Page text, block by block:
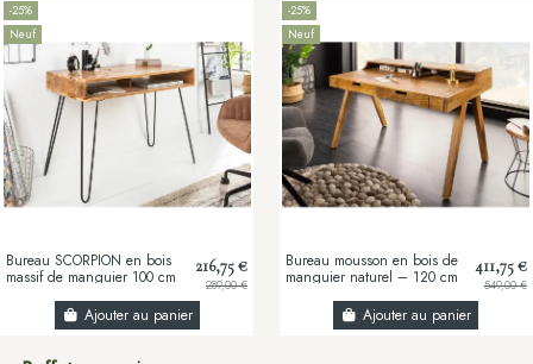
-25%
Neuf
Bureau SCORPION en bois
massif de manguier 100 cm
216,75 €
289,00 €
Ajouter au panier
-25%
Neuf
Bureau mousson en bois de
manguier naturel – 120 cm
411,75 €
549,00 €
Ajouter au panier